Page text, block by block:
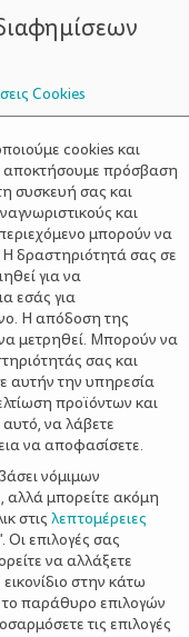
ΣΥΜΒΟΥΛΟΙ
Cookies
cookies και
αποκτήσουμε πρόσβαση
συσκευή σας και
και
μπορούν να
δραστηριότητά σας σε
για να
εσάς για
Η απόδοση της
μετρηθεί. Μπορούν να
σας και
αυτήν την υπηρεσία
προϊόντων και
να λάβετε
να αποφασίσετε.
νόμιμων
αλλά μπορείτε ακόμη
στις λεπτομέρειες
επιλογές σας
να αλλάξετε
στην κάτω
το παράθυρο επιλογών
τις επιλογές